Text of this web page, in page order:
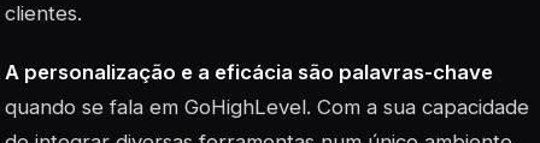
clientes.
A personalização e a eficácia são palavras-chave
quando se fala em GoHighLevel. Com a sua capacidade